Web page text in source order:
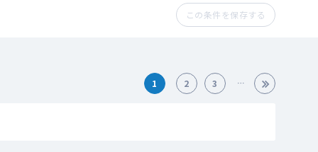
この条件を保存する
1 2 3